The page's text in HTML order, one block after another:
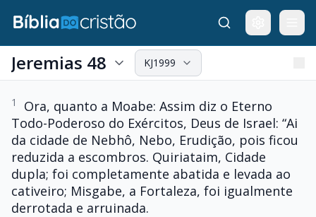
Jeremias 48 KJ1999
1
Ora, quanto a Moabe: Assim diz o Eterno
Todo-Poderoso do Exércitos, Deus de Israel: “Ai
da cidade de Nebhô, Nebo, Erudição, pois ficou
reduzida a escombros. Quiriataim, Cidade
dupla; foi completamente abatida e levada ao
cativeiro; Misgabe, a Fortaleza, foi igualmente
derrotada e arruinada.